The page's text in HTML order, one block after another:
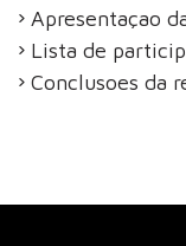
Apresentaçao
Lista de
Conclusoes da